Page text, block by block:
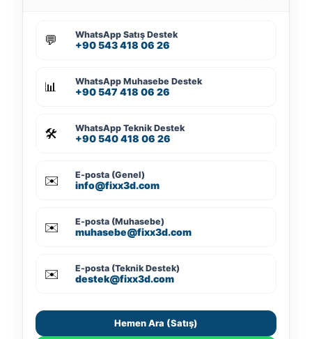
💬 WhatsApp Satış Destek
+90 543 418 06 26
📊 WhatsApp Muhasebe Destek
+90 547 418 06 26
🛠️ WhatsApp Teknik Destek
+90 540 418 06 26
✉️ E-posta (Genel)
info@fixx3d.com
✉️ E-posta (Muhasebe)
muhasebe@fixx3d.com
✉️ E-posta (Teknik Destek)
destek@fixx3d.com
Hemen Ara (Satış)